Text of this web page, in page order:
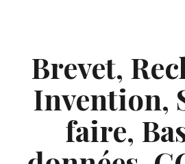
Brevet,
Invention,
faire,